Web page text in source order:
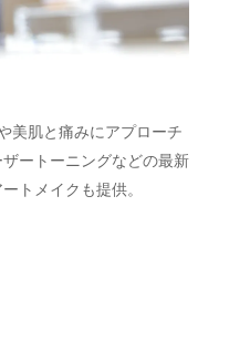
美肌と痛みにアプローチ
ートーニングなどの最新
トメイクも提供。